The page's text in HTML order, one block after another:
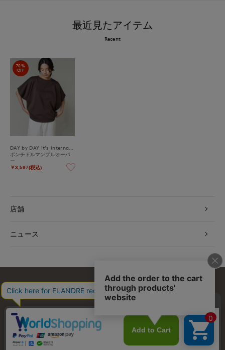
最近見たアイテム
Recent
70%
OFF
ポンチドルマンプルオーバ
ー
￥3,597(税込)
店舗
ニュース
お問い合わせ 利用規約 会社概要 プライバシーポリシー
特定商取引・古物営業法に基づく表示 店舗リスト